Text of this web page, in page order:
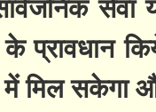
प्रावधान
सकेगा